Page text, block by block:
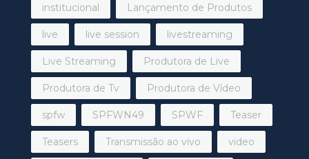
institucional Lançamento de Produtos
live live session livestreaming
Live Streaming Produtora de Live
Produtora de Tv Produtora de Vídeo
spfw SPFWN49 SPWF Teaser
Teasers Transmissão ao vivo video